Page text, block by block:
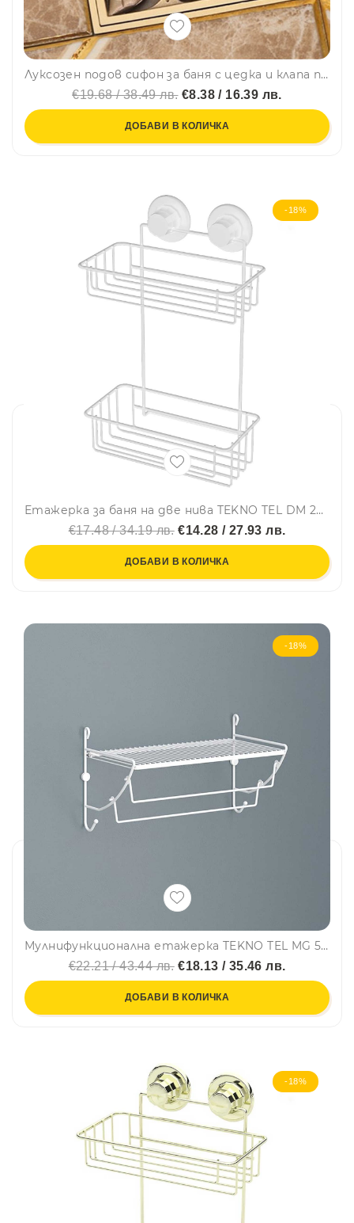
Луксозен подов сифон за баня с цедка и клапа против миризми, ретро
€19.68 / 38.49 лв.€8.38 / 16.39 лв.
ДОБАВИ В КОЛИЧКА
-18%
Етажерка за баня на две нива TEKNO TEL DM 256W, 25х15х38 см, Вакуум, Бял
€17.48 / 34.19 лв.€14.28 / 27.93 лв.
ДОБАВИ В КОЛИЧКА
-18%
Мулнифункционална етажерка TEKNO TEL MG 503W, 43х25х25 см, Бял
€22.21 / 43.44 лв.€18.13 / 35.46 лв.
ДОБАВИ В КОЛИЧКА
-18%